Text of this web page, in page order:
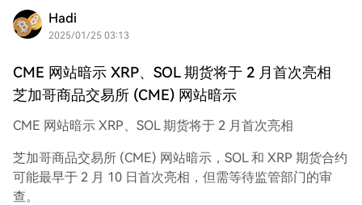
Hadi
2025/01/25 03:13
CME 网站暗示 XRP、SOL 期货将于 2 月首次亮相
芝加哥商品交易所 (CME) 网站暗示
CME 网站暗示 XRP、SOL 期货将于 2 月首次亮相
芝加哥商品交易所 (CME) 网站暗示，SOL 和 XRP 期货合约
可能最早于 2 月 10 日首次亮相，但需等待监管部门的审
查。